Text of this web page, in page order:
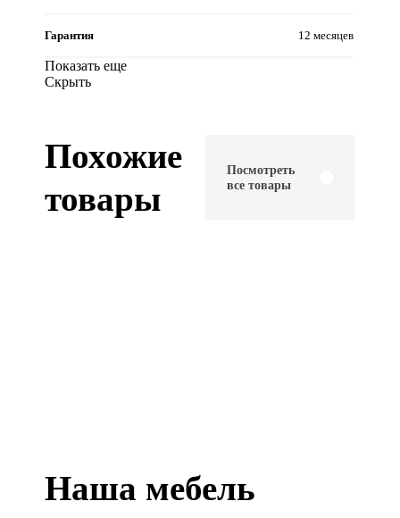
Гарантия 12 месяцев
Показать еще
Скрыть
Похожие
товары
Посмотреть
все товары
Наша мебель